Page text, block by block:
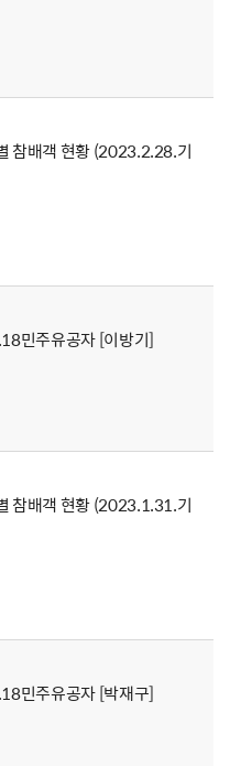
참배객 현황 (2023.2.28.기
민주유공자 [이방기]
참배객 현황 (2023.1.31.기
민주유공자 [박재구]